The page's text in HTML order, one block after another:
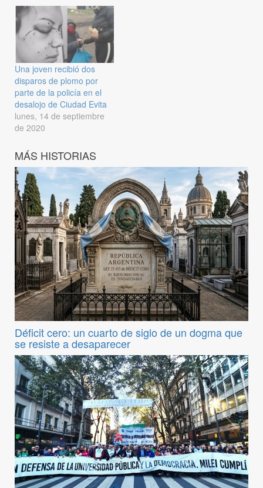
Una joven recibió dos
disparos de plomo por
parte de la policía en el
desalojo de Ciudad Evita
lunes, 14 de septiembre
de 2020
MÁS HISTORIAS
Déficit cero: un cuarto de siglo de un dogma que
se resiste a desaparecer